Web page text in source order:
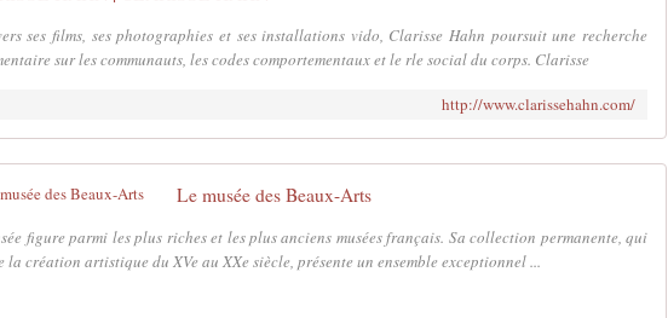
ses films, ses photographies et ses installations vido, Clarisse Hahn poursuit une recherche
sur les communauts, les codes comportementaux et le rle social du corps. Clarisse
http://www.clarissehahn.com/
Le musée des Beaux-Arts
figure parmi les plus riches et les plus anciens musées français. Sa collection permanente, qui
la création artistique du XVe au XXe siècle, présente un ensemble exceptionnel ...